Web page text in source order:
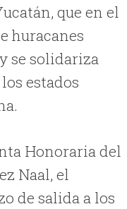
que en el
huracanes
se solidariza
estados
Honoraria del
Naal, el
de salida a los